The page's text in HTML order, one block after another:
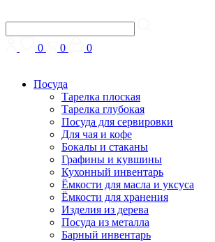
0 0 0
Посуда
Тарелка плоская
Тарелка глубокая
Посуда для сервировки
Для чая и кофе
Бокалы и стаканы
Графины и кувшины
Кухонный инвентарь
Ёмкости для масла и уксуса
Ёмкости для хранения
Изделия из дерева
Посуда из металла
Барный инвентарь